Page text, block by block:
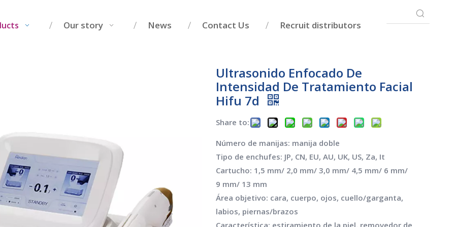
Our story News Contact Us Recruit distributors
Ultrasonido Enfocado De
Intensidad De Tratamiento Facial
Hifu 7d
Share to:
Número de manijas: manija doble
Tipo de enchufes: JP, CN, EU, AU, UK, US, Za, It
Cartucho: 1,5 mm/ 2,0 mm/ 3,0 mm/ 4,5 mm/ 6 mm/
9 mm/ 13 mm
Área objetivo: cara, cuerpo, ojos, cuello/garganta,
labios, piernas/brazos
Característica: estiramiento de la piel, removedor de